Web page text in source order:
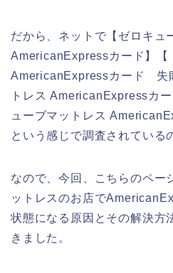
だから、ネットで【ゼロキュ
AmericanExpressカード】【
AmericanExpressカード 失
トレス AmericanExpressカ
ューブマットレス
という感じで調査されている
なので、今回、こちらのペー
ットレスのお店で
状態になる原因とその解決方
きました。